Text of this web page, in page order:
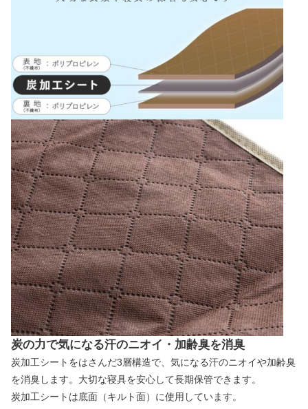
炭の力で気になる汗のニオイ・加齢臭を消臭
炭加工シートをはさんだ3層構造で、気になる汗のニオイや加齢臭
を消臭します。大切な寝具を安心して長期保管できます。
炭加工シートは底面（キルト面）に使用しています。